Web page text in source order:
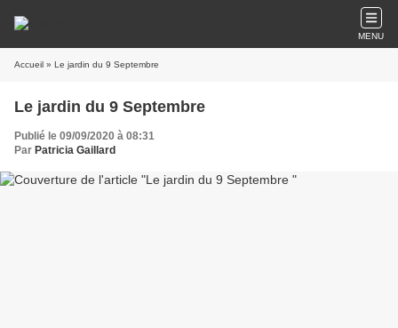
MENU
Accueil » Le jardin du 9 Septembre
Le jardin du 9 Septembre
Publié le 09/09/2020 à 08:31
Par Patricia Gaillard